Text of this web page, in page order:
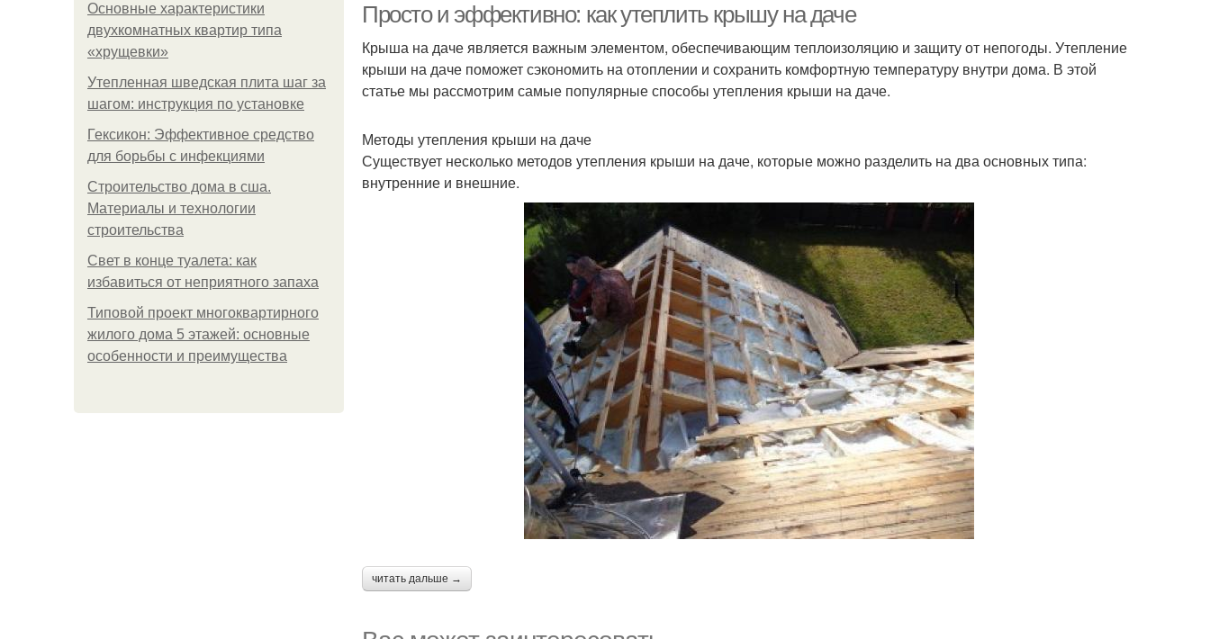
Основные характеристики
двухкомнатных квартир типа
«хрущевки»
Утепленная шведская плита шаг за
шагом: инструкция по установке
Гексикон: Эффективное средство
для борьбы с инфекциями
Строительство дома в сша.
Материалы и технологии
строительства
Свет в конце туалета: как
избавиться от неприятного запаха
Типовой проект многоквартирного
жилого дома 5 этажей: основные
особенности и преимущества
Просто и эффективно: как утеплить крышу на даче
Крыша на даче является важным элементом, обеспечивающим теплоизоляцию и защиту от непогоды. Утепление
крыши на даче поможет сэкономить на отоплении и сохранить комфортную температуру внутри дома. В этой
статье мы рассмотрим самые популярные способы утепления крыши на даче.
Методы утепления крыши на даче
Существует несколько методов утепления крыши на даче, которые можно разделить на два основных типа:
внутренние и внешние.
читать дальше →